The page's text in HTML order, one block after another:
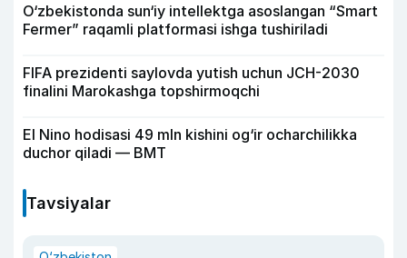
O‘zbekistonda sun‘iy intellektga asoslangan “Smart
Fermer” raqamli platformasi ishga tushiriladi
FIFA prezidenti saylovda yutish uchun JCH-2030
finalini Marokashga topshirmoqchi
El Nino hodisasi 49 mln kishini og‘ir ocharchilikka
duchor qiladi — BMT
Tavsiyalar